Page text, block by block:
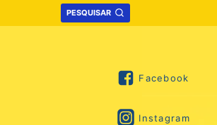
to
PESQUISAR
Facebook
Instagram